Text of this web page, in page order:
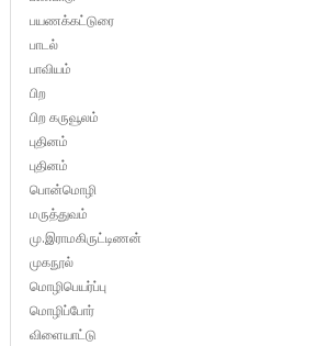
பயணக்கட்டுரை
பாடல்
பாவியம்
பிற
பிற கருவூலம்
புதினம்
புதினம்
பொன்மொழி
மருத்துவம்
மு.இராமகிருட்டிணன்
முகநூல்
மொழிபெயர்ப்பு
மொழிப்போர்
விளையாட்டு